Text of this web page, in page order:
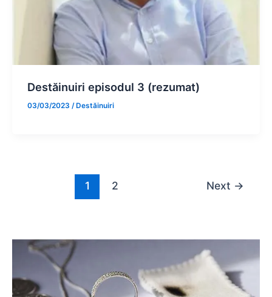
Destăinuiri episodul 3 (rezumat)
03/03/2023 /Destăinuiri
1 2 Next →